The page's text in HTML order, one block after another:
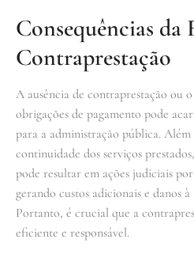
Consequências da
Contraprestação
A ausência de contraprestação ou
obrigações de pagamento pode
para a administração pública.
continuidade dos serviços
pode resultar em ações judiciais
gerando custos adicionais e danos
Portanto, é crucial que a
eficiente e responsável.